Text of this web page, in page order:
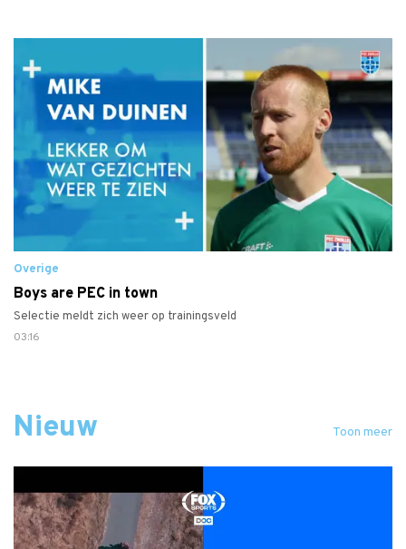
Overige
Boys are PEC in town
Selectie meldt zich weer op trainingsveld
03:16
Nieuw Toon meer